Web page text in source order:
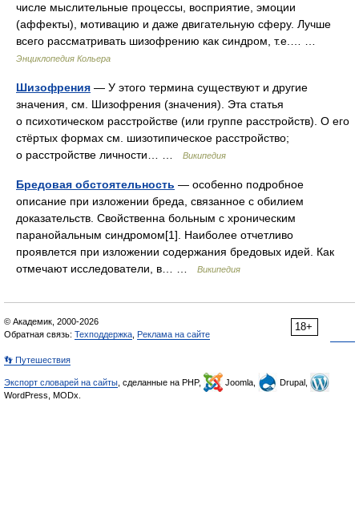
числе мыслительные процессы, восприятие, эмоции
(аффекты), мотивацию и даже двигательную сферу. Лучше
всего рассматривать шизофрению как синдром, т.е.… …
Энциклопедия Кольера
Шизофрения — У этого термина существуют и другие
значения, см. Шизофрения (значения). Эта статья
о психотическом расстройстве (или группе расстройств). О его
стёртых формах см. шизотипическое расстройство;
о расстройстве личности… …
Википедия
Бредовая обстоятельность — особенно подробное
описание при изложении бреда, связанное с обилием
доказательств. Свойственна больным с хроническим
паранойальным синдромом[1]. Наиболее отчетливо
проявлется при изложении содержания бредовых идей. Как
отмечают исследователи, в… …
Википедия
18+
© Академик, 2000-2026
Обратная связь: Техподдержка Реклама на сайте
👣 Путешествия
Экспорт словарей на сайты , сделанные на PHP, Joomla,
Drupal,
WordPress, MODx.